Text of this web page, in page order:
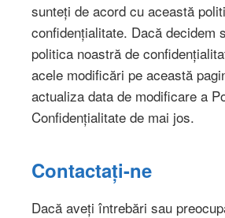
sunteți de acord cu această
confidențialitate. Dacă decidem
politica noastră de
acele modificări pe această
actualiza data de modificare a
Confidențialitate de mai jos.
Contactați-ne
Dacă aveți întrebări sau